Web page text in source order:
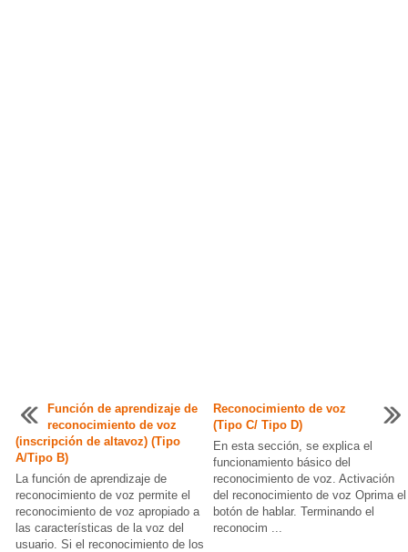
Función de aprendizaje de
reconocimiento de voz
(inscripción de altavoz) (Tipo
A/Tipo B)
La función de aprendizaje de
reconocimiento de voz permite el
reconocimiento de voz apropiado a
las características de la voz del
usuario. Si el reconocimiento de los
Reconocimiento de voz
(Tipo C/ Tipo D)
En esta sección, se explica el
funcionamiento básico del
reconocimiento de voz. Activación
del reconocimiento de voz Oprima el
botón de hablar. Terminando el
reconocim ...